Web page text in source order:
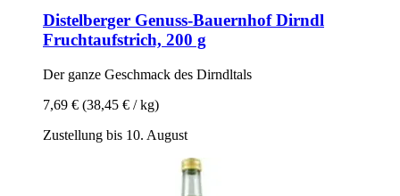
Distelberger Genuss-BauernhofDirndl
Fruchtaufstrich, 200 g
Der ganze Geschmack des Dirndltals
7,69 € (38,45 € / kg)
Zustellung bis 10. August